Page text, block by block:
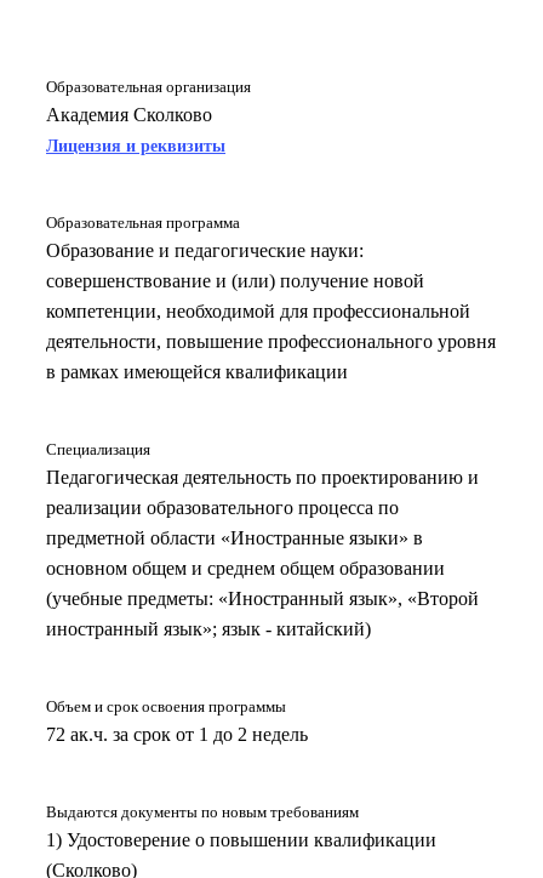
Образовательная организация
Академия Сколково
Лицензия и реквизиты
Образовательная программа
Образование и педагогические науки:
совершенствование и (или) получение новой
компетенции, необходимой для профессиональной
деятельности, повышение профессионального уровня
в рамках имеющейся квалификации
Специализация
Педагогическая деятельность по проектированию и
реализации образовательного процесса по
предметной области «Иностранные языки» в
основном общем и среднем общем образовании
(учебные предметы: «Иностранный язык», «Второй
иностранный язык»; язык - китайский)
Объем и срок освоения программы
72 ак.ч. за срок от 1 до 2 недель
Выдаются документы по новым требованиям
1) Удостоверение о повышении квалификации
(Сколково)